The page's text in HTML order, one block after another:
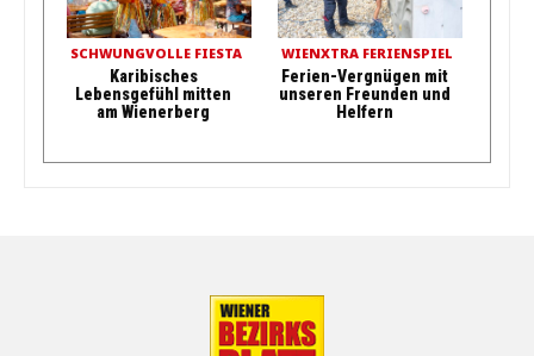
SCHWUNGVOLLE FIESTA
Karibisches
Lebensgefühl mitten
am Wienerberg
WIENXTRA FERIENSPIEL
Ferien-Vergnügen mit
unseren Freunden und
Helfern